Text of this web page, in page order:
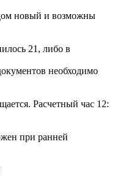
новый и возможны
21, либо в
необходимо
Расчетный час 12:
при ранней